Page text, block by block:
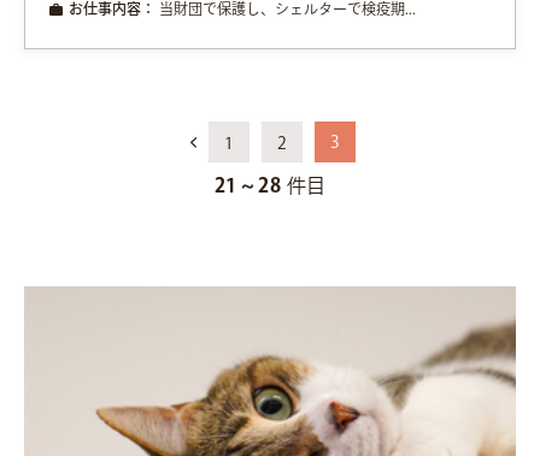
お仕事内容： 当財団で保護し、シェルターで検疫期...
1 2 3
21 ~ 28 件目